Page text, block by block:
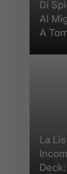
Di
Al
A
La